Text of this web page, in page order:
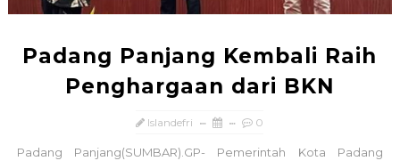
Padang Panjang Kembali Raih
Penghargaan dari BKN
Islandefri 0
Padang Panjang(SUMBAR).GP- Pemerintah Kota Padang